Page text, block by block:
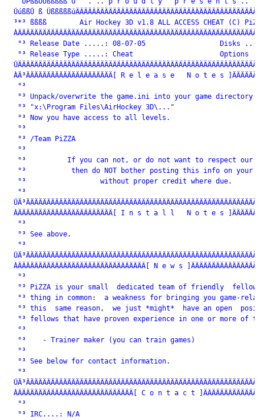
ÚúßßÛ ß
³*³ ßßßß        Air Hockey 3D v1.8 ALL ACCESS CHEAT (C)
°³ Release Date .....: 08-07-05                  Disks
°³ Release Type .....: Cheat                     Options
ÀÄ³ÄÄÄÄÄÄÄÄÄÄÄÄÄÄÄÄÄÄÄÄÄ[ R e l e a s e   N o t e s
°³
°³ Unpack/overwrite the game.ini into your game directory:
°³ "x:\Program Files\AirHockey 3D\..."
°³ Now you have access to all levels.
°³
°³ /Team PiZZA
°³
°³          If you can not, or do not want to respect our
°³           then do NOT bother posting this info on your
°³                  without proper credit where due.
°³
ÀÄÄÄÄÄÄÄÄÄÄÄÄÄÄÄÄÄÄÄÄÄÄÄ[ I n s t a l l   N o t e s
°³
°³ See above.
°³
ÀÄÄÄÄÄÄÄÄÄÄÄÄÄÄÄÄÄÄÄÄÄÄÄÄÄÄÄÄÄÄÄ[ N e w s
°³
°³ PiZZA is your small  dedicated team of friendly  fellows
°³ thing in common:  a weakness for bringing you game-
°³ this  same reason,  we just *might*  have an open
°³ fellows that have proven experience in one or more of
°³
°³    - Trainer maker (you can train games)
°³
°³ See below for contact information.
°³
ÀÄÄÄÄÄÄÄÄÄÄÄÄÄÄÄÄÄÄÄÄÄÄÄÄÄÄÄÄ[ C o n t a c t
°³
°³ IRC....: N/A